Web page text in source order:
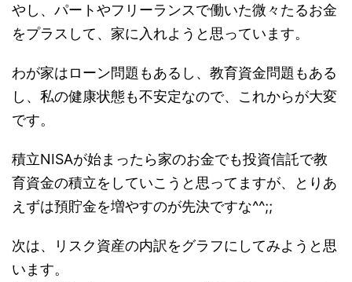
やし、パートやフリーランスで働いた微々たるお金
をプラスして、家に入れようと思っています。
わが家はローン問題もあるし、教育資金問題もある
し、私の健康状態も不安定なので、これからが大変
です。
積立NISAが始まったら家のお金でも投資信託で教
育資金の積立をしていこうと思ってますが、とりあ
えずは預貯金を増やすのが先決ですな^^;;
次は、リスク資産の内訳をグラフにしてみようと思
います。